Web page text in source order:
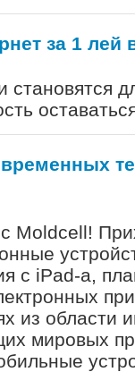
за 1 лей
становятся
Moldcell!
с iPad-а,
из области
мировых